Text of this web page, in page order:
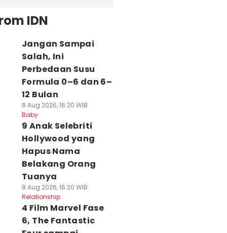
IDN
Jangan Sampai
Salah, Ini
Perbedaan Susu
Formula 0–6 dan 6–
12 Bulan
8 Aug 2026, 16:20 WIB
Baby
9 Anak Selebriti
Hollywood yang
Hapus Nama
Belakang Orang
Tuanya
8 Aug 2026, 16:20 WIB
Relationship
4 Film Marvel Fase
6, The Fantastic